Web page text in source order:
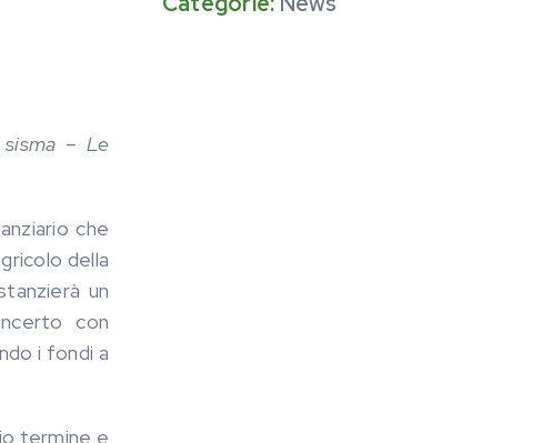
– Le
che
della
un
con
i fondi a
termine e